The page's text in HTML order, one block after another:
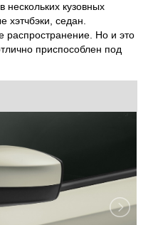
нескольких кузовных
седан.
распространение. Но и это
приспособлен под